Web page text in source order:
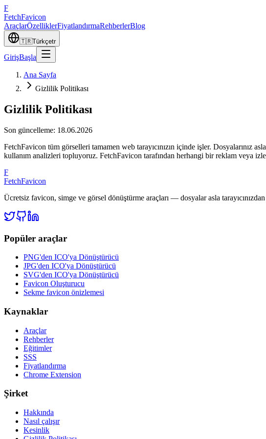
F
FetchFavicon
AraçlarÖzelliklerFiyatlandırmaRehberlerBlog
🇹🇷Türkçetr
GirişBaşla
Ana Sayfa
Gizlilik Politikası
Gizlilik Politikası
Son güncelleme: 18.06.2026
FetchFavicon tüm görselleri tamamen web tarayıcınızın içinde işler. Dosyalarınız
kullanım analizleri topluyoruz. FetchFavicon tarafından herhangi bir reklam veya
F
FetchFavicon
Ücretsiz favicon, simge ve görsel dönüştürme araçları — dosyalar asla tarayıcınızdan
Popüler araçlar
PNG'den ICO'ya Dönüştürücü
JPG'den ICO'ya Dönüştürücü
SVG'den ICO'ya Dönüştürücü
Favicon Oluşturucu
Sekme favicon önizlemesi
Kaynaklar
Araçlar
Rehberler
Eğitimler
SSS
Fiyatlandırma
Chrome Extension
Şirket
Hakkında
Nasıl çalışır
Kesinlik